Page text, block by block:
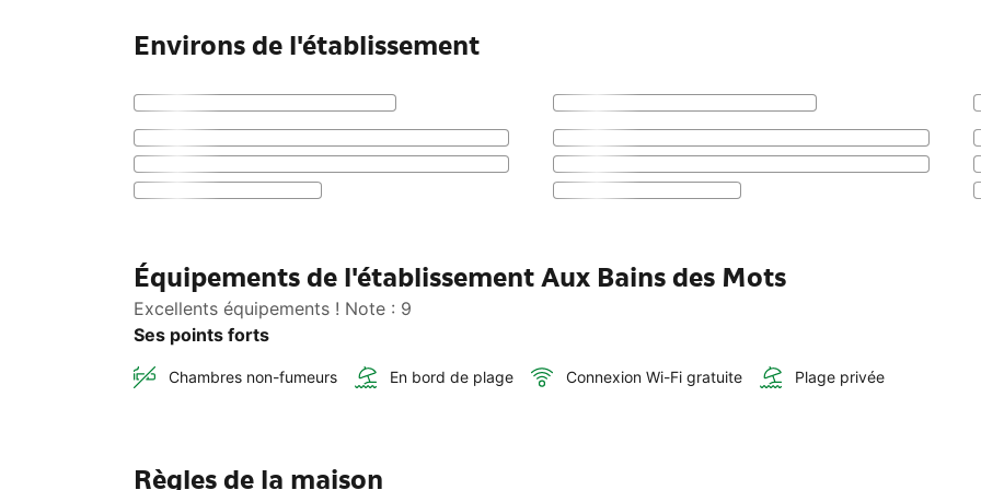
Environs de l'établissement
Équipements de l'établissement Aux Bains des Mots
Excellents équipements ! Note : 9
Ses points forts
Chambres non-fumeurs En bord de plage Connexion Wi-Fi gratuite Plage privée
Règles de la maison